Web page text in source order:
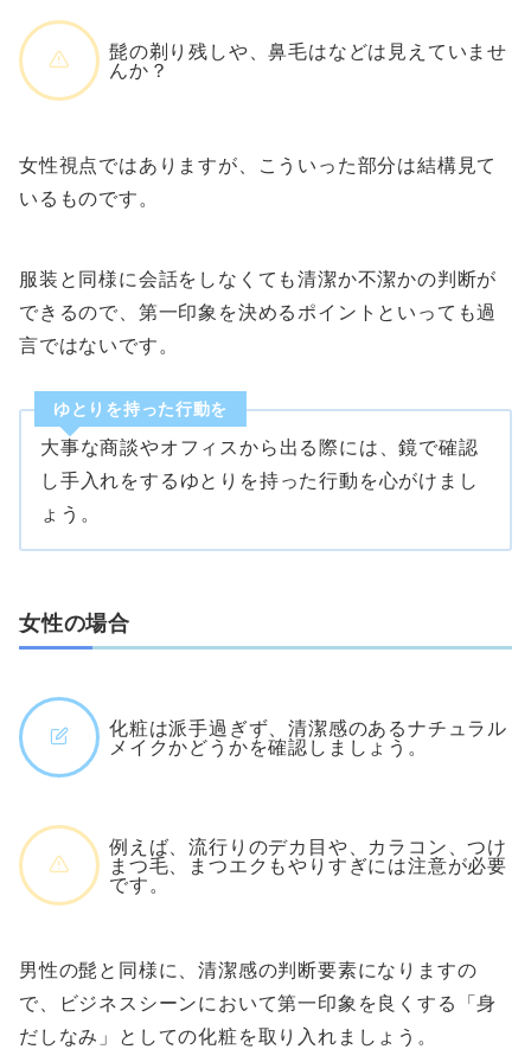
髭の剃り残しや、鼻毛はなどは見えていませ
んか？
女性視点ではありますが、こういった部分は結構見て
いるものです。
服装と同様に会話をしなくても清潔か不潔かの判断が
できるので、第一印象を決めるポイントといっても過
言ではないです。
ゆとりを持った行動を
大事な商談やオフィスから出る際には、鏡で確認
し手入れをするゆとりを持った行動を心がけまし
ょう。
女性の場合
化粧は派手過ぎず、清潔感のあるナチュラル
メイクかどうかを確認しましょう。
例えば、流行りのデカ目や、カラコン、つけ
まつ毛、まつエクもやりすぎには注意が必要
です。
男性の髭と同様に、清潔感の判断要素になりますの
で、ビジネスシーンにおいて第一印象を良くする「身
だしなみ」としての化粧を取り入れましょう。